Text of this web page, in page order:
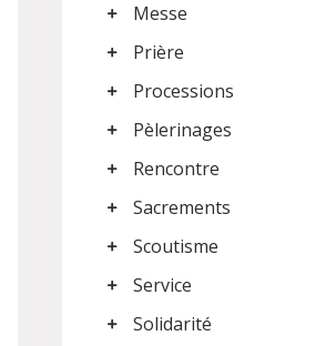
Messe
Prière
Processions
Pèlerinages
Rencontre
Sacrements
Scoutisme
Service
Solidarité